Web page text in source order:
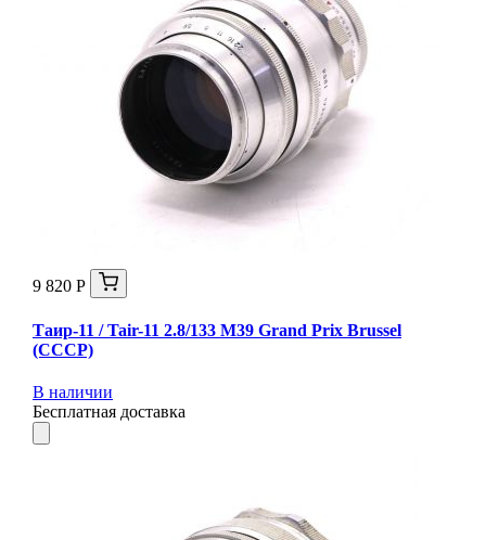
9 820 Р
Таир-11 / Tair-11 2.8/133 M39 Grand Prix Brussel
(СССР)
В наличии
Бесплатная доставка